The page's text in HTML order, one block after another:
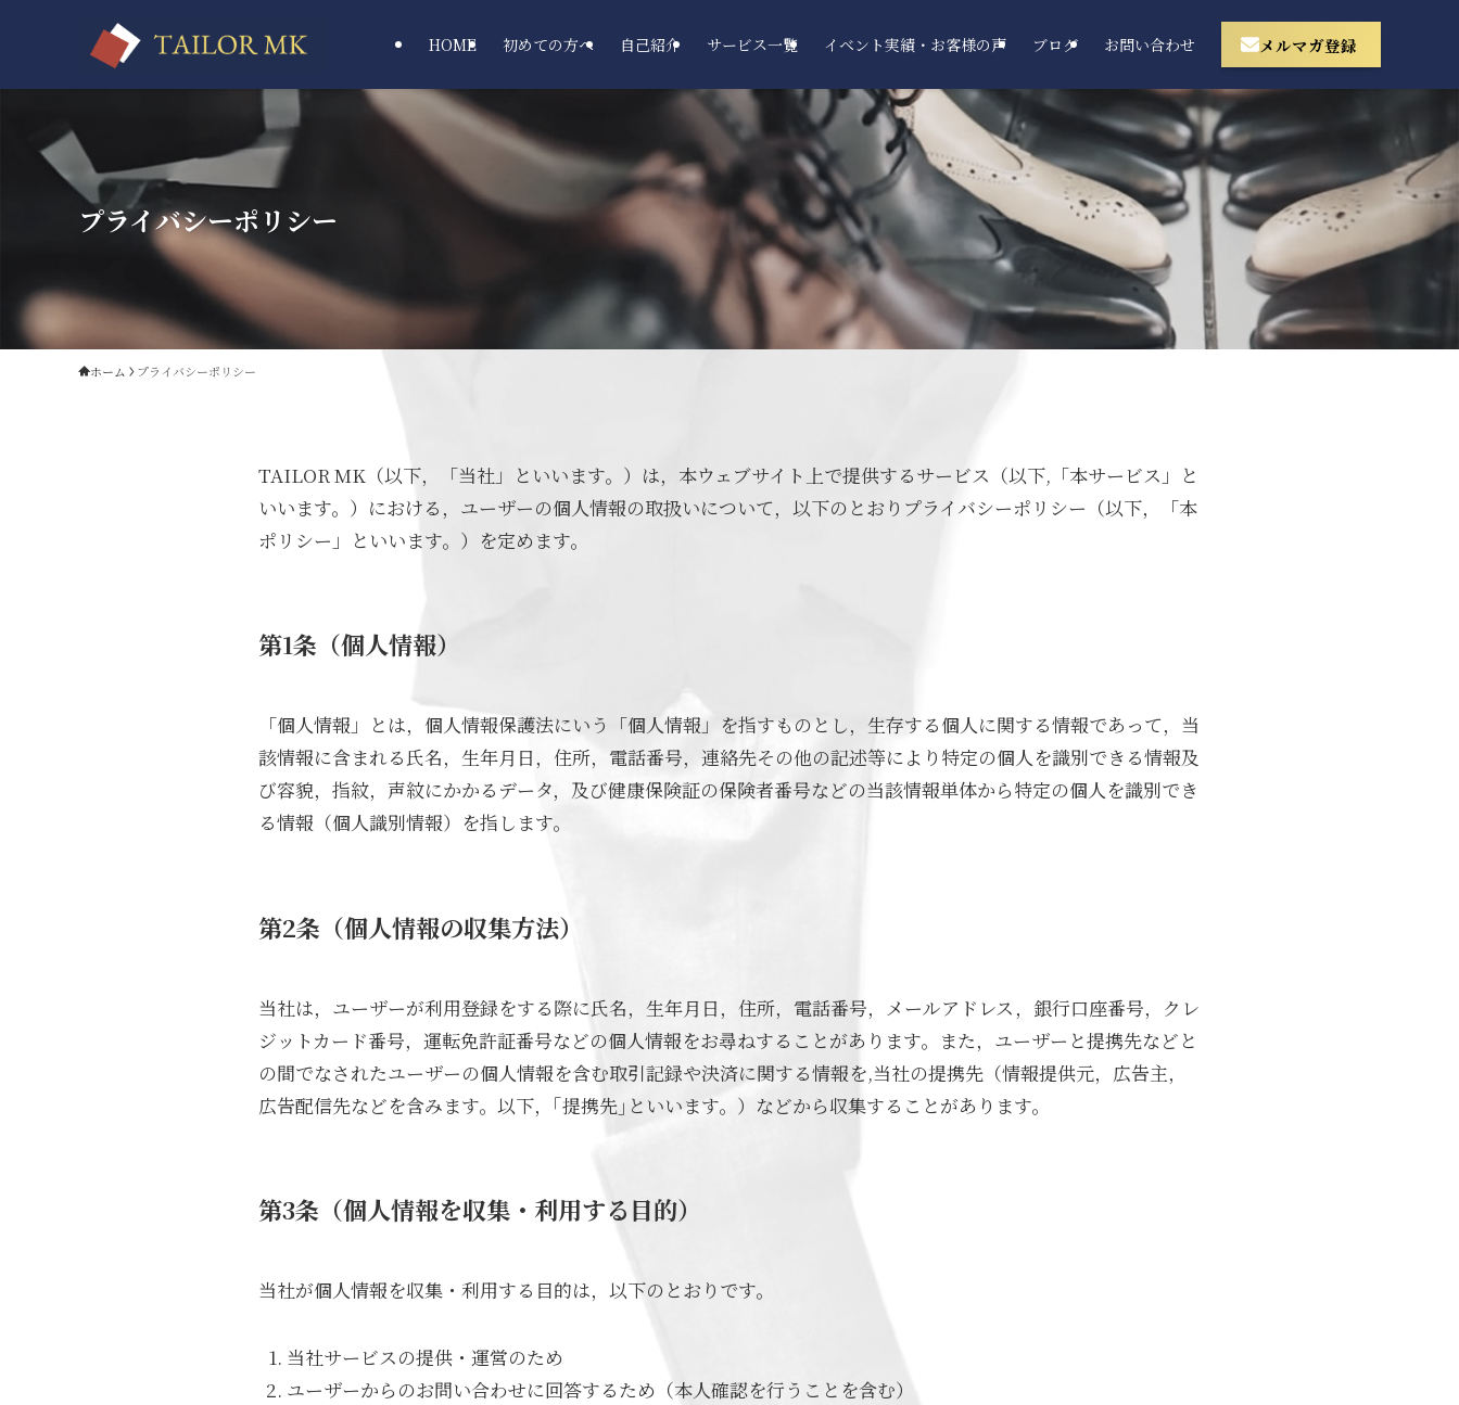
HOME 初めての方へ 自己紹介 サービス一覧 イベント実績・お客様の声 ブログ お問い合わせ メルマガ登録
プライバシーポリシー
ホーム プライバシーポリシー
TAILOR MK（以下，「当社」といいます。）は，本ウェブサイト上で提供するサービス（以下,「本サービス」と
いいます。）における，ユーザーの個人情報の取扱いについて，以下のとおりプライバシーポリシー（以下，「本
ポリシー」といいます。）を定めます。
第1条（個人情報）
「個人情報」とは，個人情報保護法にいう「個人情報」を指すものとし，生存する個人に関する情報であって，当
該情報に含まれる氏名，生年月日，住所，電話番号，連絡先その他の記述等により特定の個人を識別できる情報及
び容貌，指紋，声紋にかかるデータ，及び健康保険証の保険者番号などの当該情報単体から特定の個人を識別でき
る情報（個人識別情報）を指します。
第2条（個人情報の収集方法）
当社は，ユーザーが利用登録をする際に氏名，生年月日，住所，電話番号，メールアドレス，銀行口座番号，クレ
ジットカード番号，運転免許証番号などの個人情報をお尋ねすることがあります。また，ユーザーと提携先などと
の間でなされたユーザーの個人情報を含む取引記録や決済に関する情報を,当社の提携先（情報提供元，広告主，
広告配信先などを含みます。以下，｢提携先｣といいます。）などから収集することがあります。
第3条（個人情報を収集・利用する目的）
当社が個人情報を収集・利用する目的は，以下のとおりです。
当社サービスの提供・運営のため
ユーザーからのお問い合わせに回答するため（本人確認を行うことを含む）